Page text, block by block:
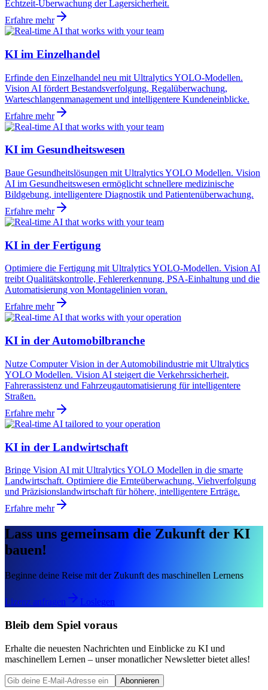
Echtzeit-Überwachung der Lagersicherheit.
Erfahre mehr
KI im Einzelhandel
Erfinde den Einzelhandel neu mit Ultralytics YOLO-Modellen.
Vision AI fördert Bestandsverfolgung, Regalüberwachung,
Warteschlangenmanagement und intelligentere Kundeneinblicke.
Erfahre mehr
KI im Gesundheitswesen
Baue Gesundheitslösungen mit Ultralytics YOLO Modellen. Vision
AI im Gesundheitswesen ermöglicht schnellere medizinische
Bildgebung, intelligentere Diagnostik und Patientenüberwachung.
Erfahre mehr
KI in der Fertigung
Optimiere die Fertigung mit Ultralytics YOLO-Modellen. Vision AI
treibt Qualitätskontrolle, Fehlererkennung, PSA-Einhaltung und die
Automatisierung von Montagelinien voran.
Erfahre mehr
KI in der Automobilbranche
Nutze Computer Vision in der Automobilindustrie mit Ultralytics
YOLO Modellen. Vision AI steigert die Verkehrssicherheit,
Fahrerassistenz und Fahrzeugautomatisierung für intelligentere
Straßen.
Erfahre mehr
KI in der Landwirtschaft
Bringe Vision AI mit Ultralytics YOLO Modellen in die smarte
Landwirtschaft. Optimiere die Ernteüberwachung, Viehverfolgung
und Präzisionslandwirtschaft für höhere, intelligentere Erträge.
Erfahre mehr
Lass uns gemeinsam die Zukunft der KI
bauen!
Beginne deine Reise mit der Zukunft des maschinellen Lernens
Lizenz anfragen Loslegen
Bleib dem Spiel voraus
Erhalte die neuesten Nachrichten und Einblicke zu KI und
maschinellem Lernen – unser monatlicher Newsletter bietet alles!
Abonnieren